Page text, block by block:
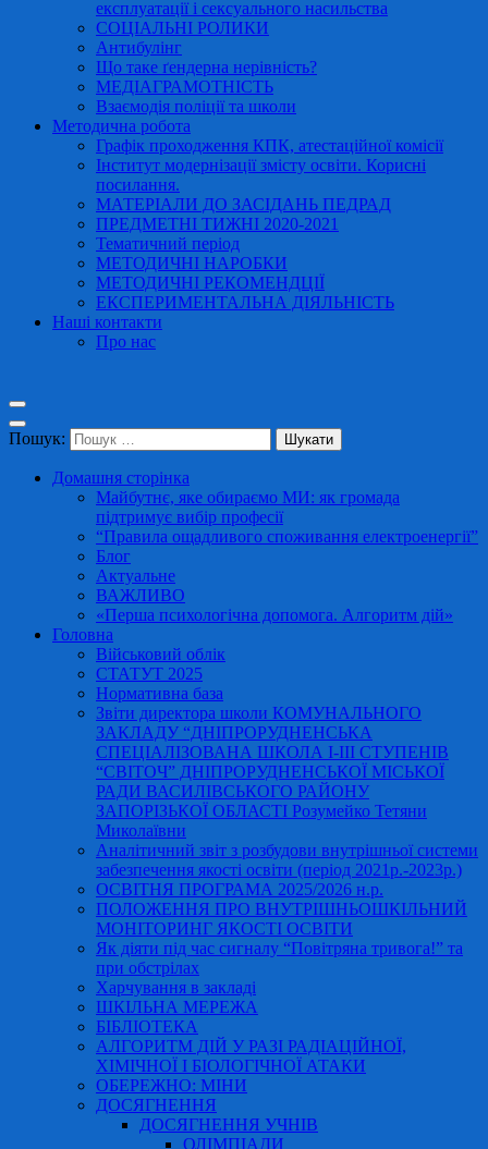
експлуатації і сексуального насильства
СОЦІАЛЬНІ РОЛИКИ
Антибулінг
Що таке ґендерна нерівність?
МЕДІАГРАМОТНІСТЬ
Взаємодія поліції та школи
Методична робота
Графік проходження КПК, атестаційної комісії
Інститут модернізації змісту освіти. Корисні
посилання.
МАТЕРІАЛИ ДО ЗАСІДАНЬ ПЕДРАД
ПРЕДМЕТНІ ТИЖНІ 2020-2021
Тематичний період
МЕТОДИЧНІ НАРОБКИ
МЕТОДИЧНІ РЕКОМЕНДЦІЇ
ЕКСПЕРИМЕНТАЛЬНА ДІЯЛЬНІСТЬ
Наші контакти
Про нас
Пошук:
Домашня сторінка
Майбутнє, яке обираємо МИ: як громада
підтримує вибір професії
“Правила ощадливого споживання електроенергії”
Блог
Актуальне
ВАЖЛИВО
«Перша психологічна допомога. Алгоритм дій»
Головна
Військовий облік
СТАТУТ 2025
Нормативна база
Звіти директора школи КОМУНАЛЬНОГО
ЗАКЛАДУ “ДНІПРОРУДНЕНСЬКА
СПЕЦІАЛІЗОВАНА ШКОЛА І-ІІІ СТУПЕНІВ
“СВІТОЧ” ДНІПРОРУДНЕНСЬКОЇ МІСЬКОЇ
РАДИ ВАСИЛІВСЬКОГО РАЙОНУ
ЗАПОРІЗЬКОЇ ОБЛАСТІ Розумейко Тетяни
Миколаївни
Аналітичний звіт з розбудови внутрішньої системи
забезпечення якості освіти (період 2021р.-2023р.)
ОСВІТНЯ ПРОГРАМА 2025/2026 н.р.
ПОЛОЖЕННЯ ПРО ВНУТРІШНЬОШКІЛЬНИЙ
МОНІТОРИНГ ЯКОСТІ ОСВІТИ
Як діяти під час сигналу “Повітряна тривога!” та
при обстрілах
Харчування в закладі
ШКІЛЬНА МЕРЕЖА
БІБЛІОТЕКА
АЛГОРИТМ ДІЙ У РАЗІ РАДІАЦІЙНОЇ,
ХІМІЧНОЇ І БІОЛОГІЧНОЇ АТАКИ
ОБЕРЕЖНО: МІНИ
ДОСЯГНЕННЯ
ДОСЯГНЕННЯ УЧНІВ
ОЛІМПІАДИ